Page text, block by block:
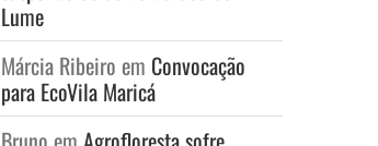
Lume
Márcia Ribeiro em Convocação
para EcoVila Maricá